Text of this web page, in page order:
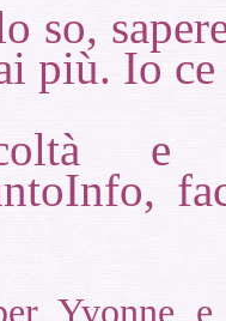
so,
più. Io
e
Yvonne